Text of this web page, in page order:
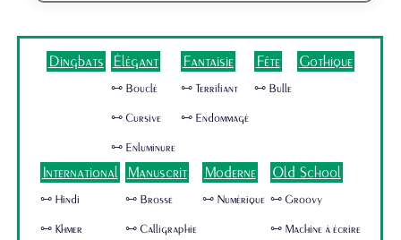
Dingbats Élégant
🜺 Bouclé
🜺 Cursive
🜺 Enluminure
Fantaisie
🜺 Terrifiant
🜺 Endommagé
Fête
🜺 Bulle
Gothique
International
🜺 Hindi
🜺 Khmer
Manuscrit
🜺 Brosse
🜺 Calligraphie
Moderne
🜺 Numérique
Old School
🜺 Groovy
🜺 Machine à écrire